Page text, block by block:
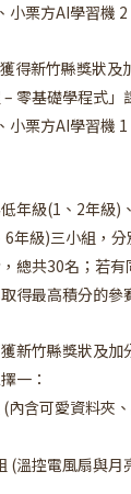
小栗方AI學習機 2
獲得新竹縣獎狀及
– 零基礎學程式」
小栗方AI學習機 1
年級(1 、 2年級)
6年級)三小組，
總共30名；若有
得最高積分的參
新竹縣獎狀及加
一：
(內含可愛資料夾
(溫控電風扇與月